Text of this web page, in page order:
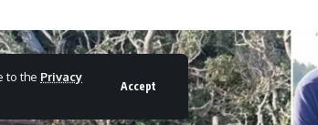
to the Privacy
Accept